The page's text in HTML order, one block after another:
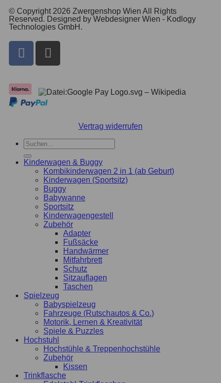
© Copyright 2026 Zwergenshop Wien All Rights
Reserved. Designed by Webdesigner Wien - Kodlogy
Technologies GmbH.
Vertrag widerrufen
Kinderwagen & Buggy
Kombikinderwagen 2 in 1 (ab Geburt)
Kinderwagen (Sportsitz)
Buggy
Babywanne
Sportsitz
Kinderwagengestell
Zubehör
Adapter
Fußsäcke
Handwärmer
Mitfahrbrett
Schutz
Sitzauflagen
Taschen
Spielzeug
Babyspielzeug
Fahrzeuge (Rutschautos & Co.)
Motorik, Lernen & Kreativität
Spiele & Puzzles
Hochstuhl
Hochstühle & Treppenhochstühle
Zubehör
Kissen
Trinkflasche